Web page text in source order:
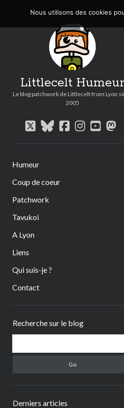
Littlecelt Humeur
Le blog patchwork de Littlecelt from Lyon
2005
twitterbluesky
facebook
Humeur
Coup de coeur
Patchwork
Tavukoi
A Lyon
Liens
Qui suis-je ?
Contact
Recherche sur le blog
Derniers articles
Nous utilisons des cookies